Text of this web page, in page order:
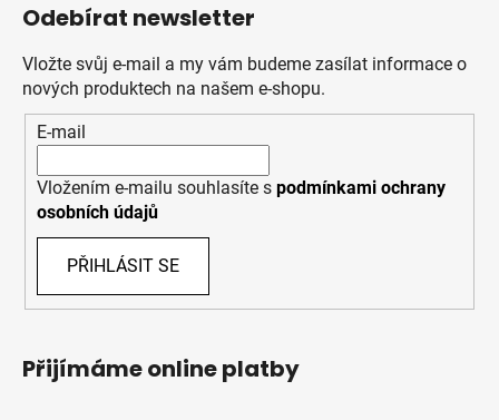
Odebírat newsletter
Vložte svůj e-mail a my vám budeme zasílat informace o
nových produktech na našem e-shopu.
E-mail
Vložením e-mailu souhlasíte s podmínkami ochrany
osobních údajů
PŘIHLÁSIT SE
Přijímáme online platby